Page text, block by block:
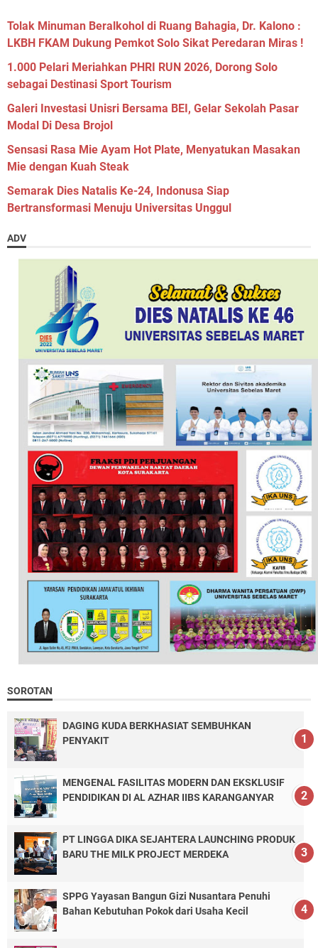
Tolak Minuman Beralkohol di Ruang Bahagia, Dr. Kalono :
LKBH FKAM Dukung Pemkot Solo Sikat Peredaran Miras !
1.000 Pelari Meriahkan PHRI RUN 2026, Dorong Solo
sebagai Destinasi Sport Tourism
Galeri Investasi Unisri Bersama BEI, Gelar Sekolah Pasar
Modal Di Desa Brojol
Sensasi Rasa Mie Ayam Hot Plate, Menyatukan Masakan
Mie dengan Kuah Steak
Semarak Dies Natalis Ke-24, Indonusa Siap
Bertransformasi Menuju Universitas Unggul
ADV
SOROTAN
DAGING KUDA BERKHASIAT SEMBUHKAN
PENYAKIT
MENGENAL FASILITAS MODERN DAN EKSKLUSIF
PENDIDIKAN DI AL AZHAR IIBS KARANGANYAR
PT LINGGA DIKA SEJAHTERA LAUNCHING PRODUK
BARU THE MILK PROJECT MERDEKA
SPPG Yayasan Bangun Gizi Nusantara Penuhi
Bahan Kebutuhan Pokok dari Usaha Kecil